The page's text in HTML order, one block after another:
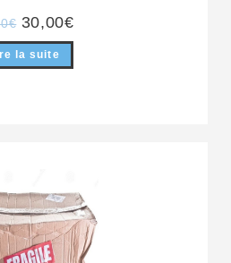
€ Le
prix
initial
était :
60,00€.
30,00€Le
actuel
30,00€.
la suite